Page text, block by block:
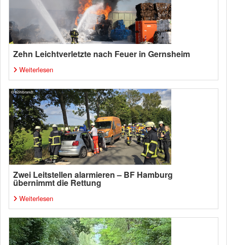
Zehn Leichtverletzte nach Feuer in Gernsheim
Weiterlesen
Zwei Leitstellen alarmieren – BF Hamburg
übernimmt die Rettung
Weiterlesen